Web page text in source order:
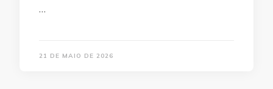
…
21 DE MAIO DE 2026